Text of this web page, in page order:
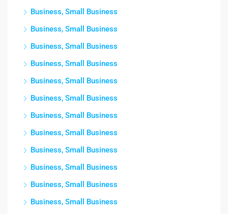
Business, Small Business
Business, Small Business
Business, Small Business
Business, Small Business
Business, Small Business
Business, Small Business
Business, Small Business
Business, Small Business
Business, Small Business
Business, Small Business
Business, Small Business
Business, Small Business